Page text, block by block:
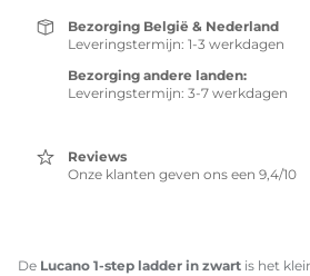
Bezorging België & Nederland
Leveringstermijn: 1-3 werkdagen
Bezorging andere landen:
Leveringstermijn: 3-7 werkdagen
Reviews
Onze klanten geven ons een 9,4/10
De Lucano 1-step ladder in zwart is het